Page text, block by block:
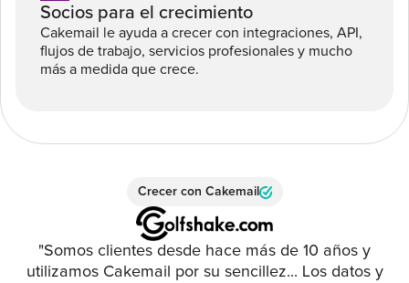
Socios para el crecimiento
Cakemail le ayuda a crecer con integraciones, API,
flujos de trabajo, servicios profesionales y mucho
más a medida que crece.
Crecer con Cakemail
"Somos clientes desde hace más de 10 años y
utilizamos Cakemail por su sencillez... Los datos y